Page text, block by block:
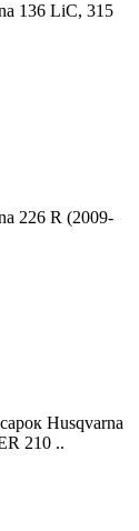
136 LiC, 315
226 R (2009-
Husqvarna
210 ..